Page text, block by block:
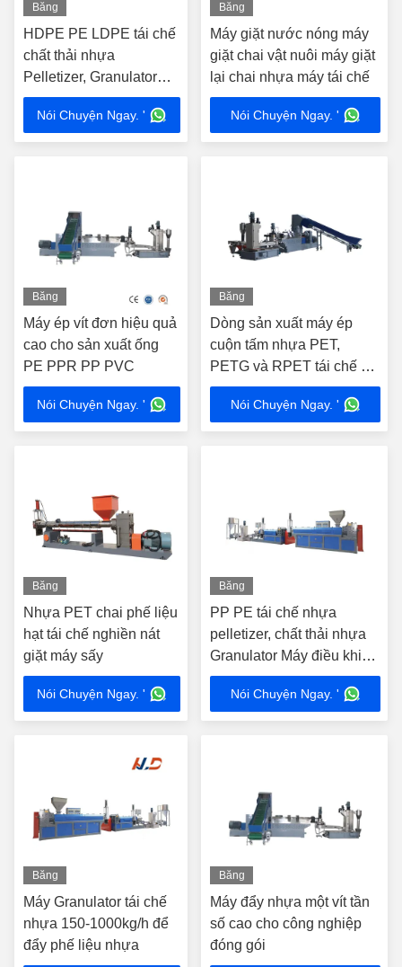
Băng
hình
HDPE PE LDPE tái chế
chất thải nhựa
Pelletizer, Granulator
nhựa một vít
Nói Chuyện Ngay. '
Băng
hình
Máy giặt nước nóng máy
giặt chai vật nuôi máy giặt
lại chai nhựa máy tái chế
Nói Chuyện Ngay. '
Băng
hình
Máy ép vít đơn hiệu quả
cao cho sản xuất ống
PE PPR PP PVC
Nói Chuyện Ngay. '
Băng
hình
Dòng sản xuất máy ép
cuộn tấm nhựa PET,
PETG và RPET tái chế ba
lớp ABA 500kg/h.
Nói Chuyện Ngay. '
Băng
hình
Nhựa PET chai phế liệu
hạt tái chế nghiền nát
giặt máy sấy
Nói Chuyện Ngay. '
Băng
hình
PP PE tái chế nhựa
pelletizer, chất thải nhựa
Granulator Máy điều khiển
tự động
Nói Chuyện Ngay. '
Băng
hình
Máy Granulator tái chế
nhựa 150-1000kg/h để
đẩy phế liệu nhựa
Băng
hình
Máy đẩy nhựa một vít tần
số cao cho công nghiệp
đóng gói